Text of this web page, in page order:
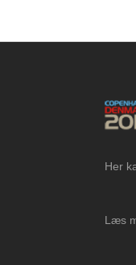
Her
Læs